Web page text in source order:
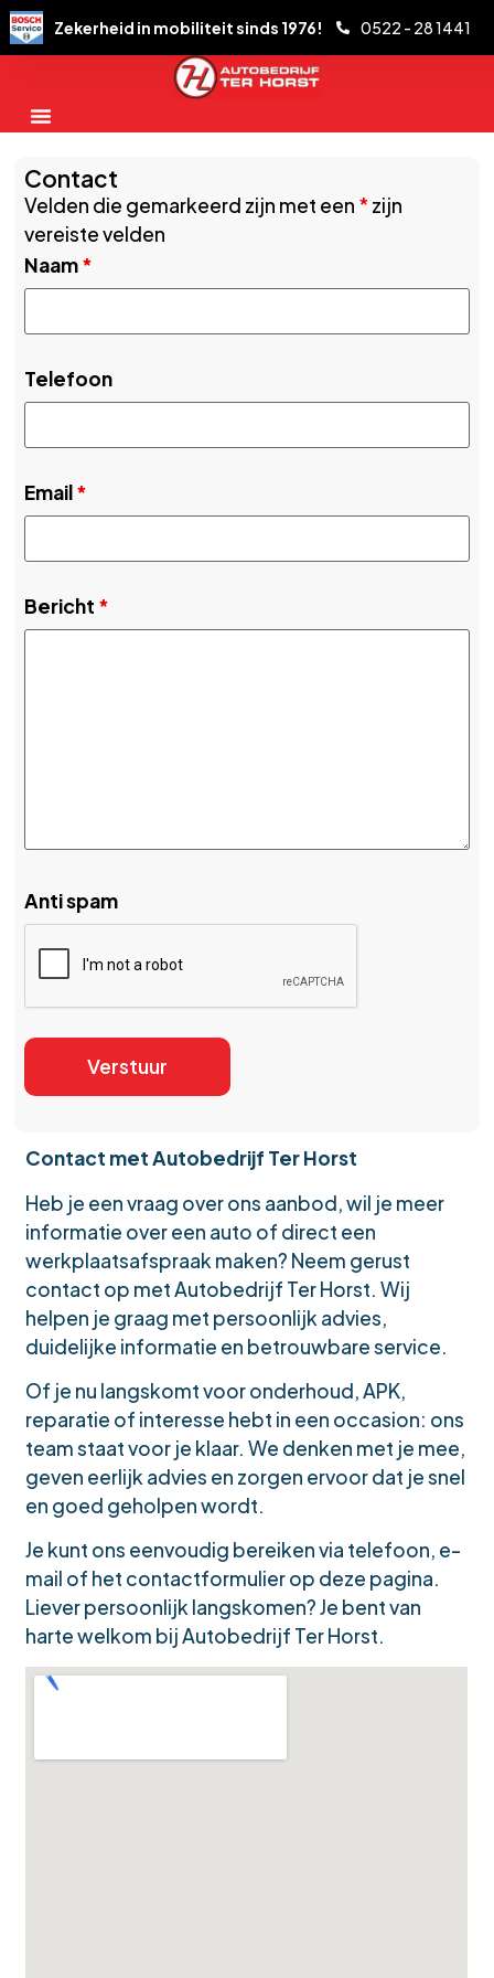
Zekerheid in mobiliteit sinds 1976! 0522 - 28 1441
Contact
Velden die gemarkeerd zijn met een *zijn
vereiste velden
Naam*
Telefoon
Email*
Bericht *
Anti spam
Contact met Autobedrijf Ter Horst
Heb je een vraag over ons aanbod, wil je meer
informatie over een auto of direct een
werkplaatsafspraak maken? Neem gerust
contact op met Autobedrijf Ter Horst. Wij
helpen je graag met persoonlijk advies,
duidelijke informatie en betrouwbare service.
Of je nu langskomt voor onderhoud, APK,
reparatie of interesse hebt in een occasion: ons
team staat voor je klaar. We denken met je mee,
geven eerlijk advies en zorgen ervoor dat je snel
en goed geholpen wordt.
Je kunt ons eenvoudig bereiken via telefoon, e-
mail of het contactformulier op deze pagina.
Liever persoonlijk langskomen? Je bent van
harte welkom bij Autobedrijf Ter Horst.